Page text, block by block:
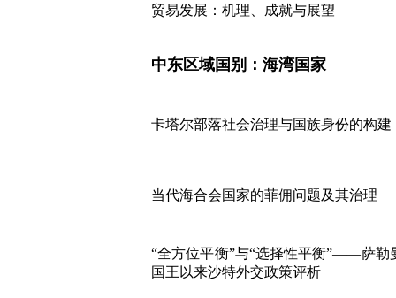
贸易发展：机理、成就与展望
中东区域国别：海湾国家
卡塔尔部落社会治理与国族身份的构建
当代海合会国家的菲佣问题及其治理
“全方位平衡”与“选择性平衡”——萨勒
国王以来沙特外交政策评析